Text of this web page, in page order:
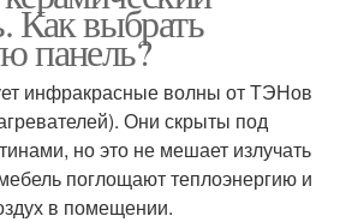
Как выбрать
панель?
инфракрасные волны от ТЭНов
Они скрыты под
но это не мешает излучать
поглощают теплоэнергию и
в помещении.